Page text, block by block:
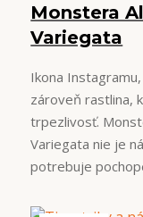
Monstera
Variegata
Ikona
zároveň rastlina,
trpezlivosť.
Variegata nie je
potrebuje